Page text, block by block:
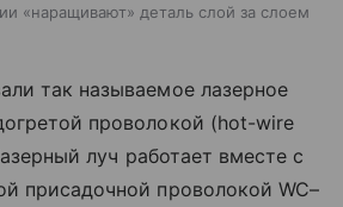
«наращивают» деталь слой за слоем
так называемое лазерное
проволокой (hot-wire
луч работает вместе с
присадочной проволокой WC–